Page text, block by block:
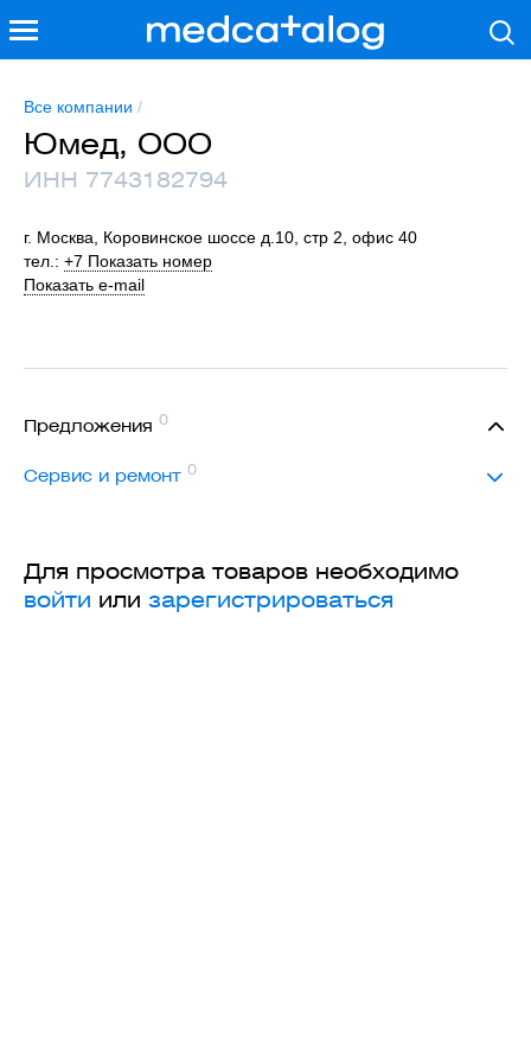
Все компании /
Юмед, ООО
ИНН 7743182794
г. Москва, Коровинское шоссе д.10, стр 2, офис 40
тел.: +7 Показать номер
Показать e-mail
Предложения 0
Сервис и ремонт 0
Для просмотра товаров необходимо
войти или зарегистрироваться